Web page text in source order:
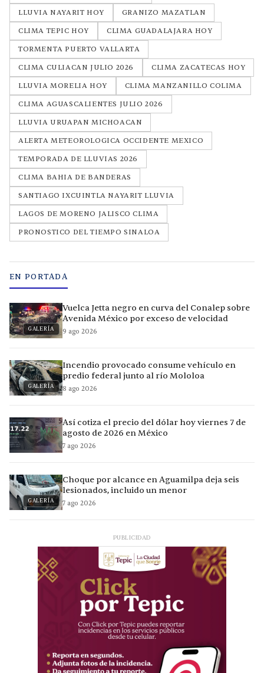
LLUVIA NAYARIT HOY
GRANIZO MAZATLAN
CLIMA TEPIC HOY
CLIMA GUADALAJARA HOY
TORMENTA PUERTO VALLARTA
CLIMA CULIACAN JULIO 2026
CLIMA ZACATECAS HOY
LLUVIA MORELIA HOY
CLIMA MANZANILLO COLIMA
CLIMA AGUASCALIENTES JULIO 2026
LLUVIA URUAPAN MICHOACAN
ALERTA METEOROLOGICA OCCIDENTE MEXICO
TEMPORADA DE LLUVIAS 2026
CLIMA BAHIA DE BANDERAS
SANTIAGO IXCUINTLA NAYARIT LLUVIA
LAGOS DE MORENO JALISCO CLIMA
PRONOSTICO DEL TIEMPO SINALOA
EN PORTADA
GALERÍA
Vuelca Jetta negro en curva del Conalep sobre
Avenida México por exceso de velocidad
9 ago 2026
GALERÍA
Incendio provocado consume vehículo en
predio federal junto al río Mololoa
8 ago 2026
Así cotiza el precio del dólar hoy viernes 7 de
agosto de 2026 en México
7 ago 2026
GALERÍA
Choque por alcance en Aguamilpa deja seis
lesionados, incluido un menor
7 ago 2026
PUBLICIDAD